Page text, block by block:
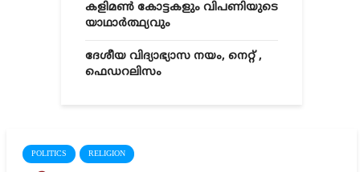
കളിമൺ കോട്ടകളും വിപണിയുടെ
യാഥാർത്ഥ്യവും
ദേശീയ വിദ്യാഭ്യാസ നയം, നെറ്റ് ,
ഫെഡറലിസം
POLITICS RELIGION